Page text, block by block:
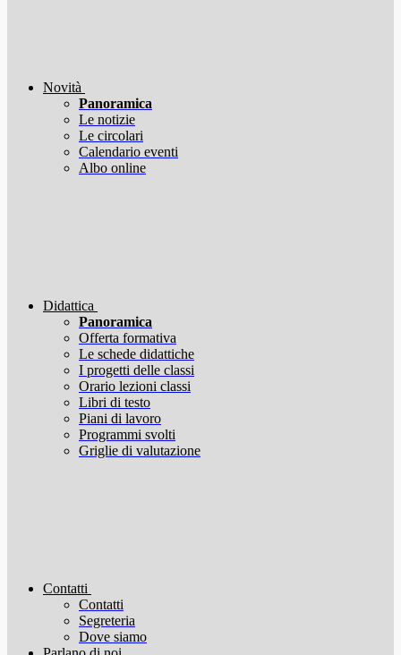
Novità
Panoramica
Le notizie
Le circolari
Calendario eventi
Albo online
Didattica
Panoramica
Offerta formativa
Le schede didattiche
I progetti delle classi
Orario lezioni classi
Libri di testo
Piani di lavoro
Programmi svolti
Griglie di valutazione
Contatti
Contatti
Segreteria
Dove siamo